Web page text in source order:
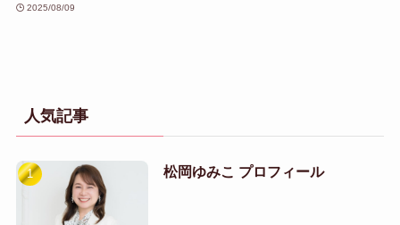
2025/08/09
人気記事
松岡ゆみこ プロフィール